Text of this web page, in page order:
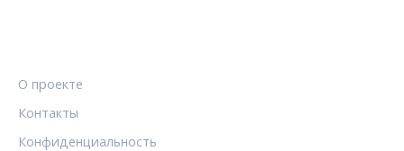
О проекте
Контакты
Конфиденциальность